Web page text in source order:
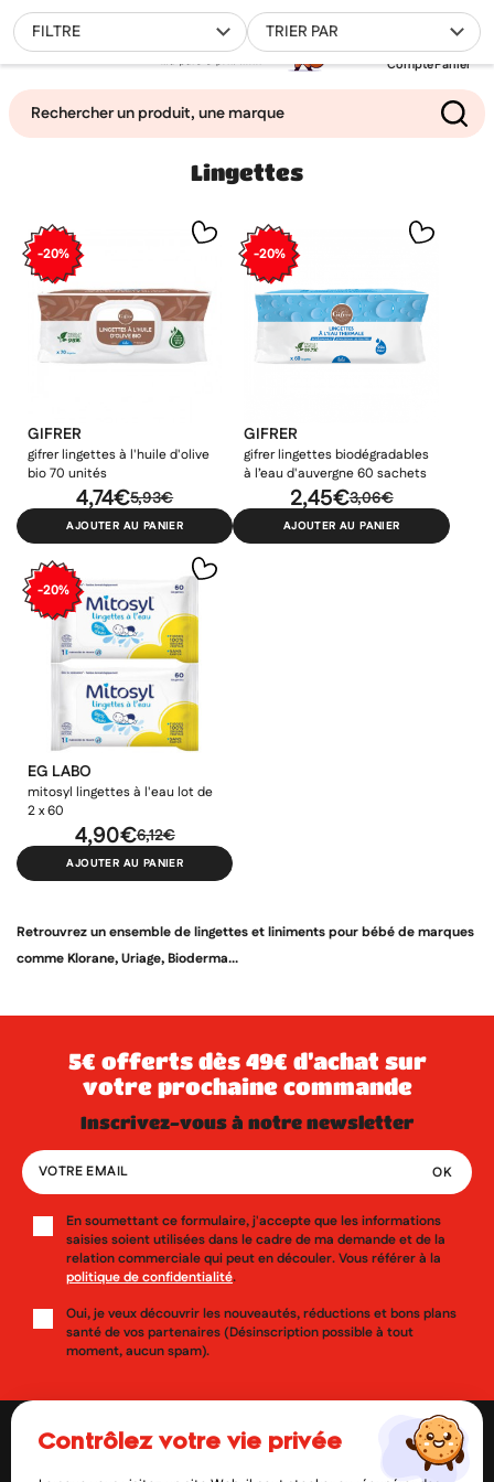
Compte
0
Panier
Filtrer
TRIER PAR
FILTRE
Lingettes
-20%
GIFRER
gifrer lingettes à l'huile d'olive
bio 70 unités
5,93€
4,74€
AJOUTER AU PANIER
-20%
GIFRER
gifrer lingettes biodégradables
à l’eau d'auvergne 60 sachets
3,06€
2,45€
AJOUTER AU PANIER
-20%
EG LABO
mitosyl lingettes à l'eau lot de
2 x 60
6,12€
4,90€
AJOUTER AU PANIER
Retrouvrez un ensemble de lingettes et liniments pour bébé de marques
comme Klorane, Uriage, Bioderma...
5€ offerts dès 49€ d’achat sur
votre prochaine commande
inscrivez-vous à notre newsletter
En soumettant ce formulaire, j'accepte que les informations
saisies soient utilisées dans le cadre de ma demande et de la
relation commerciale qui peut en découler. Vous référer à la
politique de confidentialité.
Oui, je veux découvrir les nouveautés, réductions et bons plans
santé de vos partenaires (Désinscription possible à tout
moment, aucun spam).
Ajouter à ma liste d'envies
((modalTitle))
((confirmMessage))
((cancelText)) ((modalDeleteText))
Créer une liste d'envies
Nom de la liste d'envies
Créer une liste d'envies
Connexion
Vous devez être connecté pour ajouter des produits à votre
liste d'envies.
Connexion
contrôlez votre vie privée